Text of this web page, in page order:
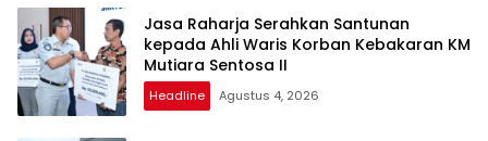
Jasa Raharja Serahkan Santunan
kepada Ahli Waris Korban Kebakaran KM
Mutiara Sentosa II
Headline Agustus 4, 2026